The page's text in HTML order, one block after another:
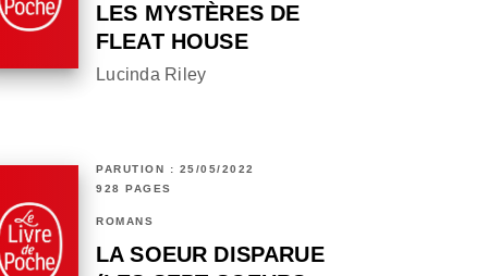
LES MYSTÈRES DE
FLEAT HOUSE
Lucinda Riley
PARUTION : 25/05/2022
928 PAGES
ROMANS
LA SOEUR DISPARUE